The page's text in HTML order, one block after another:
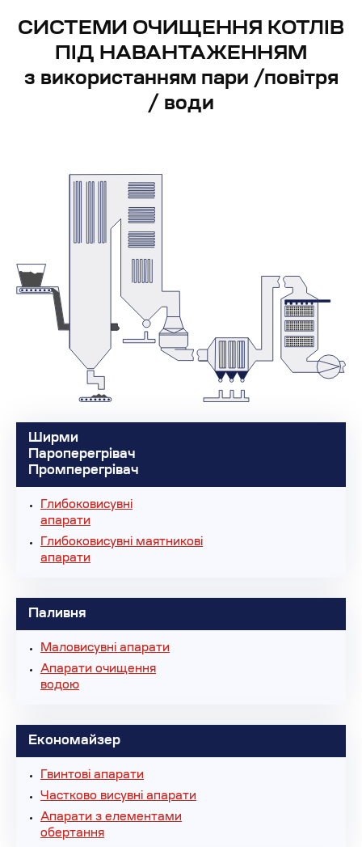
СИСТЕМИ ОЧИЩЕННЯ КОТЛІВ
ПІД НАВАНТАЖЕННЯМ
з використанням пари /повітря
/ води
Ширми
Пароперегрівач
Промперегрівач
Глибоковисувні
апарати
Глибоковисувні маятникові
апарати
Паливня
Маловисувні апарати
Апарати очищення
водою
Економайзер
Гвинтові апарати
Частково висувні апарати
Апарати з елементами
обертання